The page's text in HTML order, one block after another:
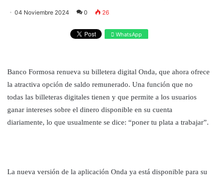
04 Noviembre 2024 0 26
WhatsApp
Banco Formosa renueva su billetera digital Onda, que ahora ofrece
la atractiva opción de saldo remunerado. Una función que no
todas las billeteras digitales tienen y que permite a los usuarios
ganar intereses sobre el dinero disponible en su cuenta
diariamente, lo que usualmente se dice: “poner tu plata a trabajar”.
La nueva versión de la aplicación Onda ya está disponible para su